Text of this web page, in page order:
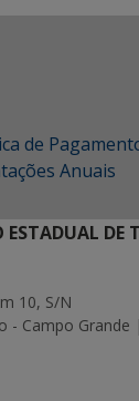
de
Anuais
ESTADUAL DE
10, S/N
- Campo Grande